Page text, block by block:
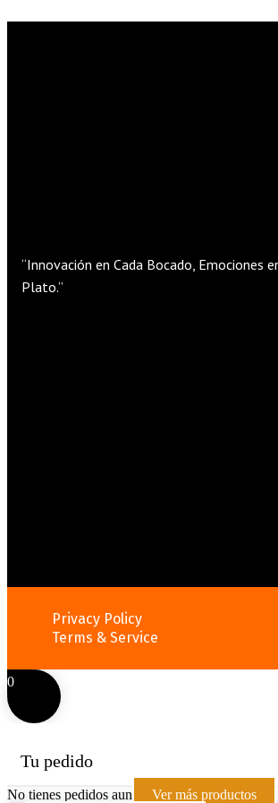
“Innovación en Cada Bocado, Emociones
Plato.”
Privacy Policy
Terms & Service
0
Tu pedido
No tienes pedidos aun Ver más productos